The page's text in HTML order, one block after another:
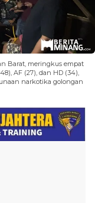
Barat, meringkus empat
AF (27), dan HD (34),
narkotika golongan